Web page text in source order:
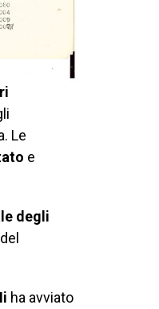
Le
e
degli
ha avviato